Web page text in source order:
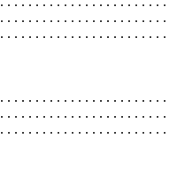
. . . . . . . . . . . . . . . . . . . . . . .
. . . . . . . . . . . . . . . . . . . . . . .
. . . . . . . . . . . . . . . . . . . . . . .
. . . . . . . . . . . . . . . . . . . . . . .
. . . . . . . . . . . . . . . . . . . . . . .